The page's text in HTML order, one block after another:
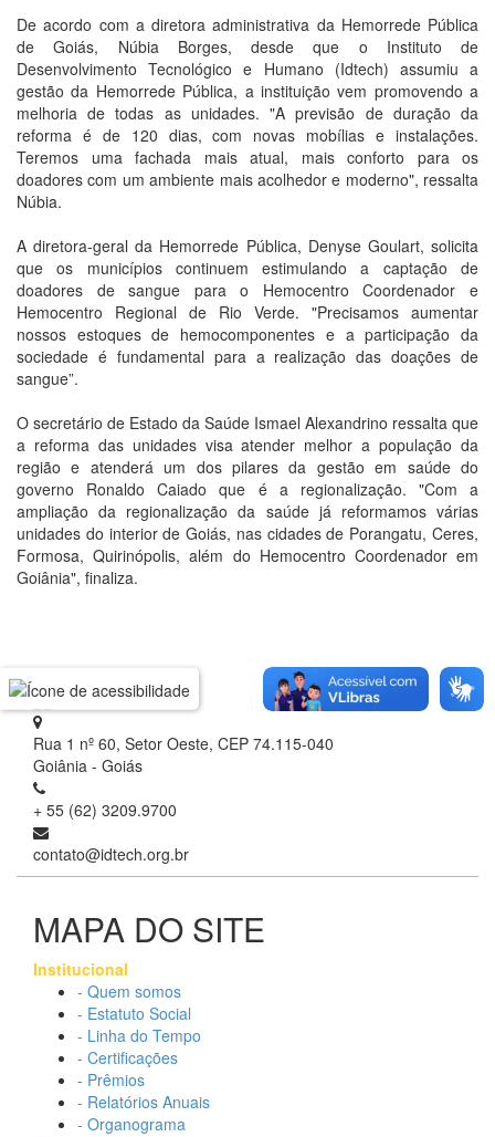
De acordo com a diretora administrativa da Hemorrede Pública
de Goiás, Núbia Borges, desde que o Instituto de
Desenvolvimento Tecnológico e Humano (Idtech) assumiu a
gestão da Hemorrede Pública, a instituição vem promovendo a
melhoria de todas as unidades. "A previsão de duração da
reforma é de 120 dias, com novas mobílias e instalações.
Teremos uma fachada mais atual, mais conforto para os
doadores com um ambiente mais acolhedor e moderno", ressalta
Núbia.
A diretora-geral da Hemorrede Pública, Denyse Goulart, solicita
que os municípios continuem estimulando a captação de
doadores de sangue para o Hemocentro Coordenador e
Hemocentro Regional de Rio Verde. "Precisamos aumentar
nossos estoques de hemocomponentes e a participação da
sociedade é fundamental para a realização das doações de
sangue”.
O secretário de Estado da Saúde Ismael Alexandrino ressalta que
a reforma das unidades visa atender melhor a população da
região e atenderá um dos pilares da gestão em saúde do
governo Ronaldo Caiado que é a regionalização. "Com a
ampliação da regionalização da saúde já reformamos várias
unidades do interior de Goiás, nas cidades de Porangatu, Ceres,
Formosa, Quirinópolis, além do Hemocentro Coordenador em
Goiânia", finaliza.
Rua 1 nº 60, Setor Oeste, CEP 74.115-040
Goiânia - Goiás
+ 55 (62) 3209.9700
contato@idtech.org.br
MAPA DO SITE
Institucional
- Quem somos
- Estatuto Social
- Linha do Tempo
- Certificações
- Prêmios
- Relatórios Anuais
- Organograma